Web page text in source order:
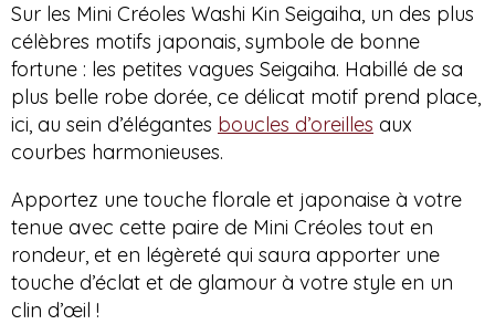
Sur les Mini Créoles Washi Kin Seigaiha, un des plus
célèbres motifs japonais, symbole de bonne
fortune : les petites vagues Seigaiha. Habillé de sa
plus belle robe dorée, ce délicat motif prend place,
ici, au sein d’élégantes boucles d’oreilles aux
courbes harmonieuses.
Apportez une touche florale et japonaise à votre
tenue avec cette paire de Mini Créoles tout en
rondeur, et en légèreté qui saura apporter une
touche d’éclat et de glamour à votre style en un
clin d’œil !